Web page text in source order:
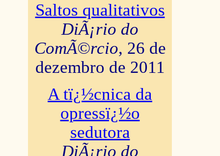
Saltos qualitativos
DiÃ¡rio do
ComÃ©rcio, 26 de
dezembro de 2011
A tï¿½cnica da
opressï¿½o
sedutora
DiÃ¡rio do